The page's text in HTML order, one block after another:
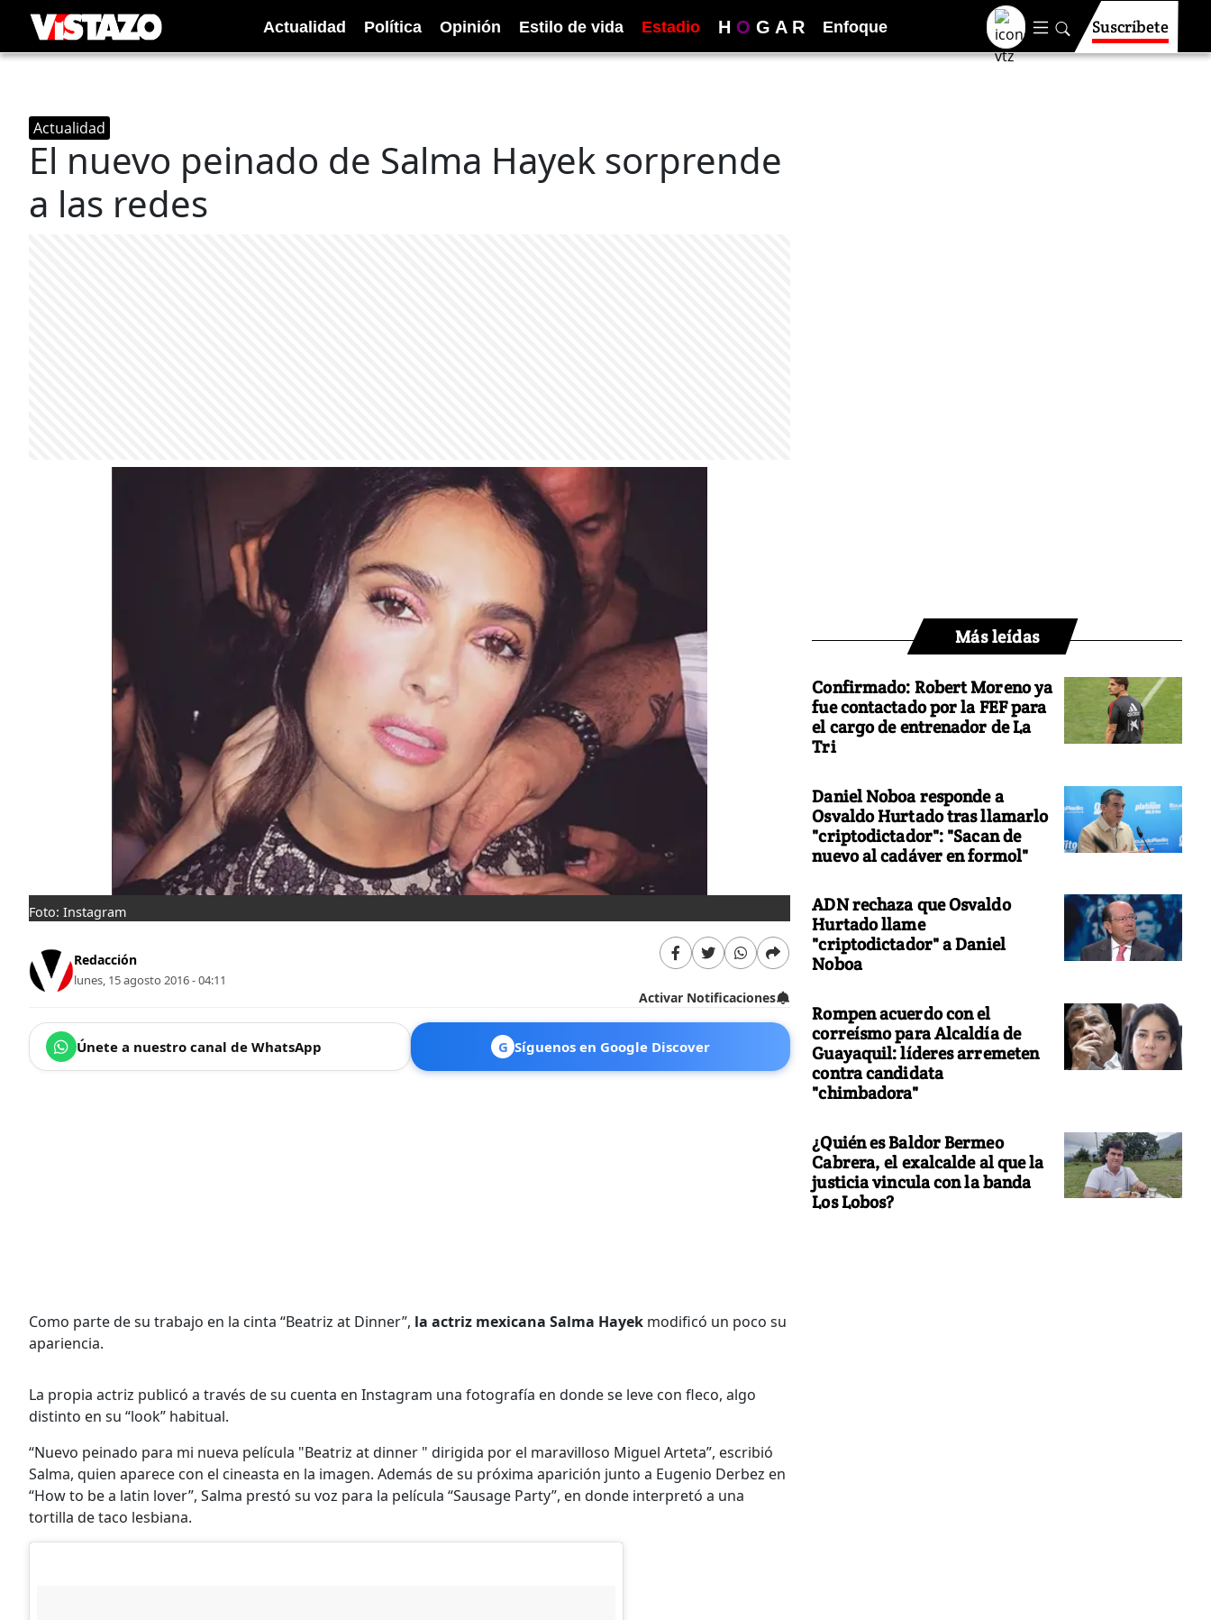
Actualidad Política Opinión Estilo de vida Estadio H O G A R Enfoque Suscríbete
Actualidad
El nuevo peinado de Salma Hayek sorprende
a las redes
Foto: Instagram
Redacción
lunes, 15 agosto 2016 - 04:11
Activar Notificaciones
Únete a nuestro canal de WhatsApp G Síguenos en Google Discover
Como parte de su trabajo en la cinta “Beatriz at Dinner”, la actriz mexicana Salma Hayek modificó un poco su
apariencia.
La propia actriz publicó a través de su cuenta en Instagram una fotografía en donde se leve con fleco, algo
distinto en su “look” habitual.
“Nuevo peinado para mi nueva película "Beatriz at dinner " dirigida por el maravilloso Miguel Arteta”, escribió
Salma, quien aparece con el cineasta en la imagen. Además de su próxima aparición junto a Eugenio Derbez en
“How to be a latin lover”, Salma prestó su voz para la película “Sausage Party”, en donde interpretó a una
tortilla de taco lesbiana.
Más leídas
Confirmado: Robert Moreno ya
fue contactado por la FEF para
el cargo de entrenador de La
Tri
Daniel Noboa responde a
Osvaldo Hurtado tras llamarlo
"criptodictador": "Sacan de
nuevo al cadáver en formol"
ADN rechaza que Osvaldo
Hurtado llame
"criptodictador" a Daniel
Noboa
Rompen acuerdo con el
correísmo para Alcaldía de
Guayaquil: líderes arremeten
contra candidata
"chimbadora"
¿Quién es Baldor Bermeo
Cabrera, el exalcalde al que la
justicia vincula con la banda
Los Lobos?